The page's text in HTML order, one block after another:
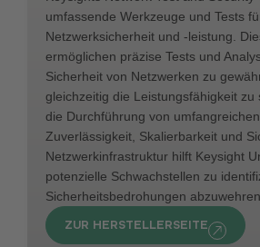
umfassende Werkzeuge und Tests
Netzwerksicherheit und -leistung.
ermöglichen präzise Tests und
Sicherheit von Netzwerken zu
gleichzeitig die Leistungsfähigkeit zu
die Durchführung von
Zuverlässigkeit, Skalierbarkeit und
Netzwerkinfrastruktur hilft Keysight
potenzielle Schwachstellen zu
Sicherheitsbedrohungen
ZUR HERSTELLERSEITE